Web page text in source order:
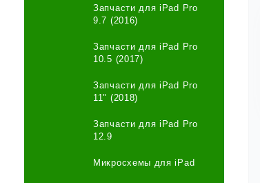
Запчасти для iPad Pro
9.7 (2016)
Запчасти для iPad Pro
10.5 (2017)
Запчасти для iPad Pro
11" (2018)
Запчасти для iPad Pro
12.9
Микросхемы для iPad